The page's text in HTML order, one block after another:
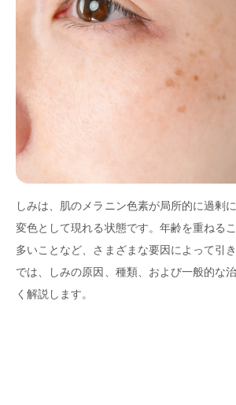
しみは、肌のメラニン色素が局所的に過剰
変色として現れる状態です。年齢を重ねる
多いことなど、さまざまな要因によって引
では、しみの原因、種類、および一般的な
く解説します。